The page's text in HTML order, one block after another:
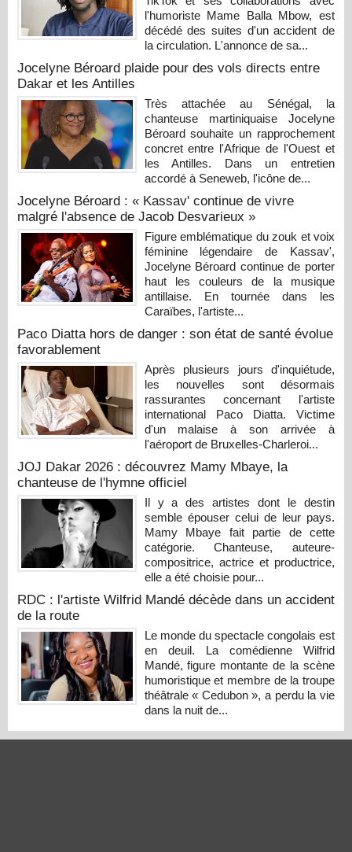
l'humoriste Mame Balla Mbow, est
décédé des suites d'un accident de
la circulation. L'annonce de sa...
Jocelyne Béroard plaide pour des vols directs entre
Dakar et les Antilles
Très attachée au Sénégal, la
chanteuse martiniquaise Jocelyne
Béroard souhaite un rapprochement
concret entre l'Afrique de l'Ouest et
les Antilles. Dans un entretien
accordé à Seneweb, l'icône de...
Jocelyne Béroard : « Kassav' continue de vivre
malgré l'absence de Jacob Desvarieux »
Figure emblématique du zouk et voix
féminine légendaire de Kassav',
Jocelyne Béroard continue de porter
haut les couleurs de la musique
antillaise. En tournée dans les
Caraïbes, l'artiste...
Paco Diatta hors de danger : son état de santé évolue
favorablement
Après plusieurs jours d'inquiétude,
les nouvelles sont désormais
rassurantes concernant l'artiste
international Paco Diatta. Victime
d'un malaise à son arrivée à
l'aéroport de Bruxelles-Charleroi...
JOJ Dakar 2026 : découvrez Mamy Mbaye, la
chanteuse de l'hymne officiel
Il y a des artistes dont le destin
semble épouser celui de leur pays.
Mamy Mbaye fait partie de cette
catégorie. Chanteuse, auteure-
compositrice, actrice et productrice,
elle a été choisie pour...
RDC : l'artiste Wilfrid Mandé décède dans un accident
de la route
Le monde du spectacle congolais est
en deuil. La comédienne Wilfrid
Mandé, figure montante de la scène
humoristique et membre de la troupe
théâtrale « Cedubon », a perdu la vie
dans la nuit de...